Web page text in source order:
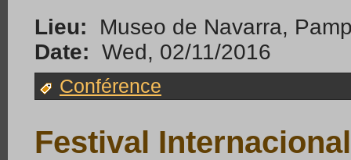
Lieu:
Museo de Navarra,
Date: Wed, 02/11/2016
Conférence
Festival